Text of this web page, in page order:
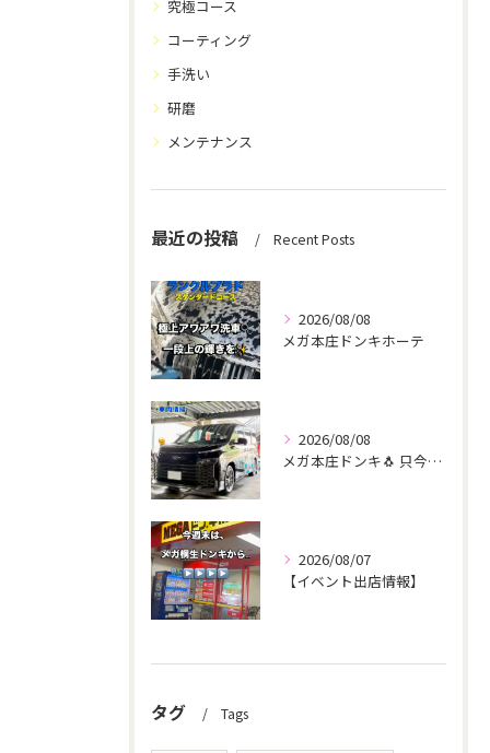
究極コース
コーティング
手洗い
研磨
メンテナンス
最近の投稿 Recent Posts
2026/08/08
メガ本庄ドンキホーテ
2026/08/08
メガ本庄ドンキ🐧 只今イベント出店中🎶 ヴォクシー ご新規様...
2026/08/07
【イベント出店情報】
タグ Tags